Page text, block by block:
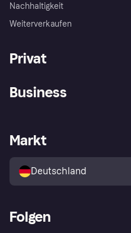
Nachhaltigkeit
Weiterverkaufen
Privat
Klarna App
Shops entdecken
Käuferschutzrichtlinie
Business
Händlerportal
Markt
Deutschland
Folgen